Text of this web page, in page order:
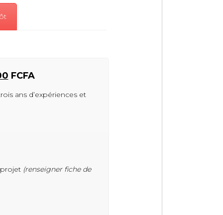
FCFA
ans d’expériences et
(renseigner fiche de